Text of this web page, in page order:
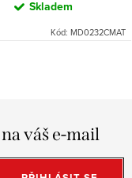
Skladem
Kód: MD0232CMAT
váš e-mail